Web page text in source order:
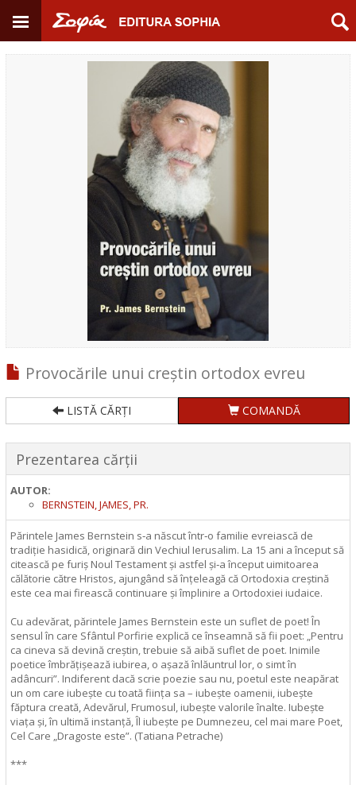
Provocările unui creștin ortodox evreu
LISTĂ CĂRȚI COMANDĂ
Prezentarea cărții
AUTOR:
BERNSTEIN, JAMES, PR.
Părintele James Bernstein s‑a născut într‑o familie evreiască de
tradiție hasidică, originară din Vechiul Ierusalim. La 15 ani a început să
citească pe furiș Noul Testament și astfel și‑a început uimitoarea
călătorie către Hristos, ajungând să înțeleagă că Ortodoxia creștină
este cea mai firească continuare și împlinire a Ortodoxiei iudaice.
Cu adevărat, părintele James Bernstein este un suflet de poet! În
sensul în care Sfântul Porfirie explică ce înseamnă să fii poet: „Pentru
ca cineva să devină creștin, trebuie să aibă suflet de poet. Inimile
poetice îmbrățișează iubirea, o așază înlăuntrul lor, o simt în
adâncuri”. Indiferent dacă scrie poezie sau nu, poetul este neapărat
un om care iubește cu toată ființa sa – iubește oamenii, iubește
făptura creată, Adevărul, Frumosul, iubește valorile înalte. Iubește
viața și, în ultimă instanță, Îl iubește pe Dumnezeu, cel mai mare Poet,
Cel Care „Dragoste este”. (Tatiana Petrache)
***